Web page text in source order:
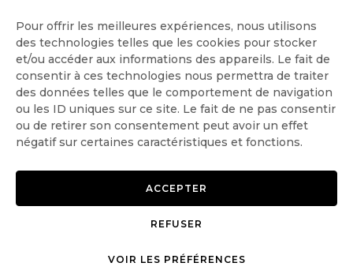
Pour offrir les meilleures expériences, nous utilisons
des technologies telles que les cookies pour stocker
et/ou accéder aux informations des appareils. Le fait de
consentir à ces technologies nous permettra de traiter
des données telles que le comportement de navigation
ou les ID uniques sur ce site. Le fait de ne pas consentir
ou de retirer son consentement peut avoir un effet
négatif sur certaines caractéristiques et fonctions.
ACCEPTER
REFUSER
VOIR LES PRÉFÉRENCES
Quotidienne
Hebdo
OK
Politique de confidentialité